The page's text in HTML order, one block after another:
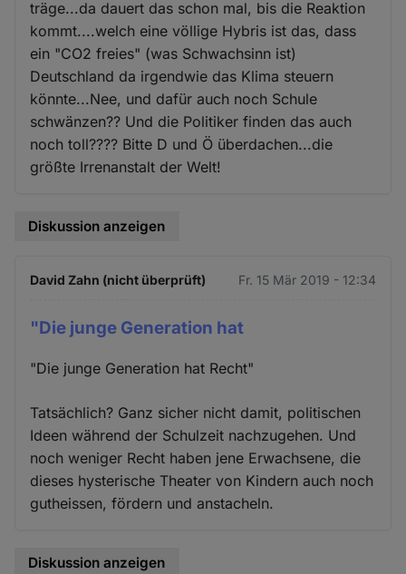
träge...da dauert das schon mal, bis die Reaktion
kommt....welch eine völlige Hybris ist das, dass
ein "CO2 freies" (was Schwachsinn ist)
Deutschland da irgendwie das Klima steuern
könnte...Nee, und dafür auch noch Schule
schwänzen?? Und die Politiker finden das auch
noch toll???? Bitte D und Ö überdachen...die
größte Irrenanstalt der Welt!
Diskussion anzeigen
David Zahn (nicht überprüft) Fr. 15 Mär 2019 - 12:34
"Die junge Generation hat
"Die junge Generation hat Recht"
Tatsächlich? Ganz sicher nicht damit, politischen
Ideen während der Schulzeit nachzugehen. Und
noch weniger Recht haben jene Erwachsene, die
dieses hysterische Theater von Kindern auch noch
gutheissen, fördern und anstacheln.
Diskussion anzeigen